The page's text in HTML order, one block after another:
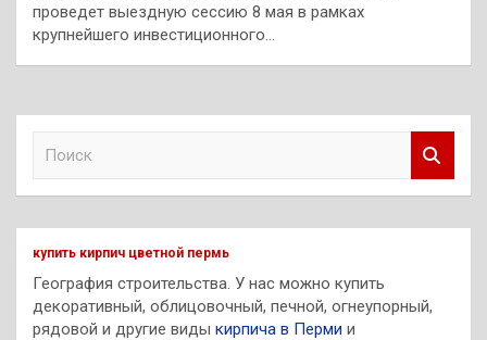
проведет выездную сессию 8 мая в рамках
крупнейшего инвестиционного…
к
купить кирпич цветной пермь
География строительства. У нас можно купить
декоративный, облицовочный, печной, огнеупорный,
рядовой и другие виды кирпича в Перми и